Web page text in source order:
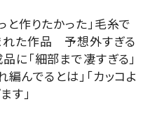
と作りたかった」毛糸で
れた作品 予想外すぎる
に「細部まで凄すぎる」
編んでるとは」「カッコよ
す」